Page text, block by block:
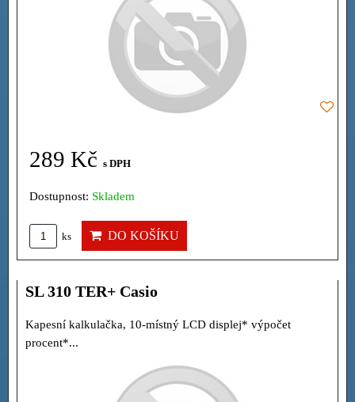
289 Kč s DPH
Dostupnost: Skladem
ks DO KOŠÍKU
SL 310 TER+ Casio
Kapesní kalkulačka, 10-místný LCD displej* výpočet
procent*...